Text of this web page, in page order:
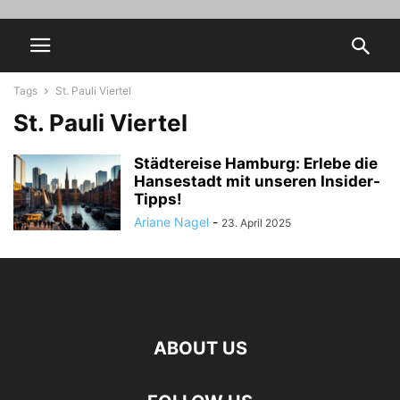
Tags St. Pauli Viertel
St. Pauli Viertel
Städtereise Hamburg: Erlebe die
Hansestadt mit unseren Insider-
Tipps!
Ariane Nagel - 23. April 2025
ABOUT US